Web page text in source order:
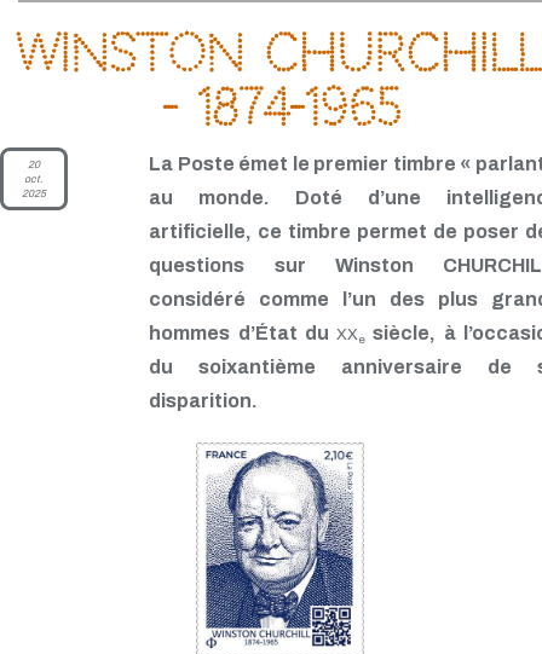
Winston
- 1874-1965
20
oct.
2025
La Poste émet le premier timbre «
au monde. Doté d’une
artificielle, ce timbre permet de poser
questions sur Winston
considéré comme l’un des plus
hommes d’État duXXe siècle, à
du soixantième anniversaire de
disparition.